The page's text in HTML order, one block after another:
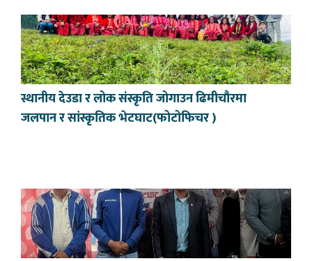
स्थानीय देउडा र लोक संस्कृति जोगाउन ढिमीचौरमा
जलपान र सांस्कृतिक भेटघाट(फोटोफिचर )